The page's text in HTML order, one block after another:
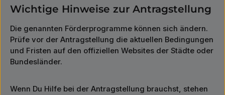
Wichtige Hinweise zur Antragstellung
Die genannten Förderprogramme können sich ändern.
Prüfe vor der Antragstellung die aktuellen Bedingungen
und Fristen auf den offiziellen Websites der Städte oder
Bundesländer.
Wenn Du Hilfe bei der Antragstellung brauchst, stehen